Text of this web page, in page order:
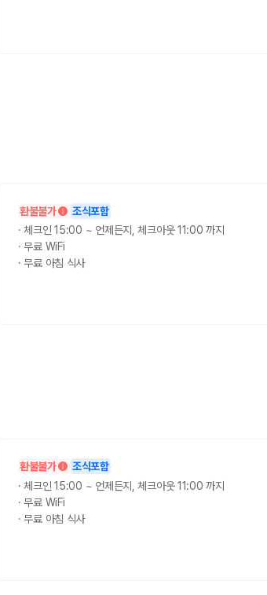
께 비교하는 것이 좋습니다.
확인해야 합니다.
주 렌트카 가격뿐 아니라 일반자차, 완전자차, 슈퍼
폼입니다.
예약 가능 차량을 한 번에 비교할 수 있습니다.
환불불가 조식포함
·체크인 15:00 ~ 언제든지, 체크아웃 11:00 까지
· 무료 WiFi
· 무료 아침 식사
환불불가 조식포함
·체크인 15:00 ~ 언제든지, 체크아웃 11:00 까지
· 무료 WiFi
· 무료 아침 식사